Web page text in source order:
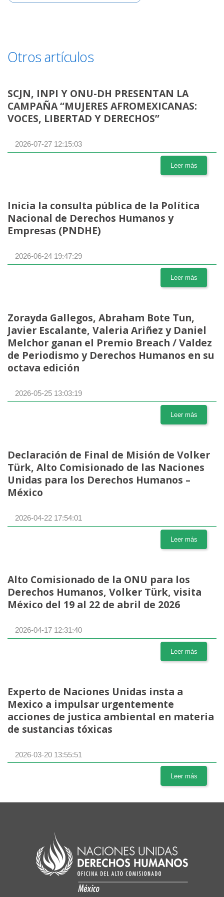
Otros artículos
SCJN, INPI Y ONU-DH PRESENTAN LA
CAMPAÑA “MUJERES AFROMEXICANAS:
VOCES, LIBERTAD Y DERECHOS”
2026-07-27 12:15:03
Leer más
Inicia la consulta pública de la Política
Nacional de Derechos Humanos y
Empresas (PNDHE)
2026-06-24 19:47:29
Leer más
Zorayda Gallegos, Abraham Bote Tun,
Javier Escalante, Valeria Ariñez y Daniel
Melchor ganan el Premio Breach / Valdez
de Periodismo y Derechos Humanos en su
octava edición
2026-05-25 13:03:19
Leer más
Declaración de Final de Misión de Volker
Türk, Alto Comisionado de las Naciones
Unidas para los Derechos Humanos –
México
2026-04-22 17:54:01
Leer más
Alto Comisionado de la ONU para los
Derechos Humanos, Volker Türk, visita
México del 19 al 22 de abril de 2026
2026-04-17 12:31:40
Leer más
Experto de Naciones Unidas insta a
Mexico a impulsar urgentemente
acciones de justica ambiental en materia
de sustancias tóxicas
2026-03-20 13:55:51
Leer más